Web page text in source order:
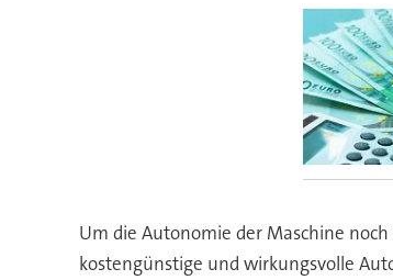
Um die Autonomie der Maschine
kostengünstige und wirkungsvolle